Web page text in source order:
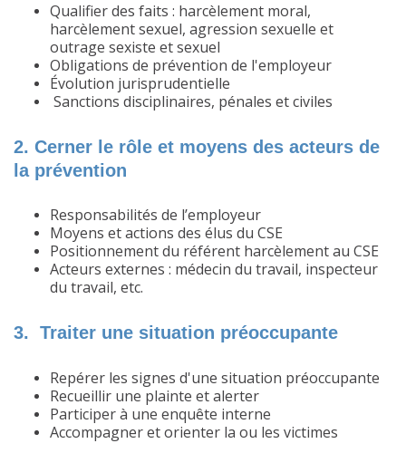
Qualifier des faits : harcèlement moral,
harcèlement sexuel, agression sexuelle et
outrage sexiste et sexuel
Obligations de prévention de l'employeur
Évolution jurisprudentielle
Sanctions disciplinaires, pénales et civiles
2. Cerner le rôle et moyens des acteurs de
la prévention
Responsabilités de l’employeur
Moyens et actions des élus du CSE
Positionnement du référent harcèlement au CSE
Acteurs externes : médecin du travail, inspecteur
du travail, etc.
3. Traiter une situation préoccupante
Repérer les signes d'une situation préoccupante
Recueillir une plainte et alerter
Participer à une enquête interne
Accompagner et orienter la ou les victimes